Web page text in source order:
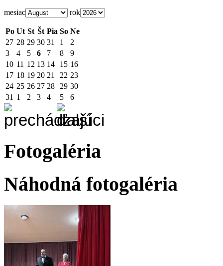
mesiac rok
Po Ut St Št Pia So Ne
27 28 29 30 31 1
2
3
4 5 6 7 8
9
10 11 12 13 14 15 16
17 18 19 20 21 22 23
24 25 26 27 28 29 30
31 1 2 3 4 5 6
Fotogaléria
Náhodná fotogaléria